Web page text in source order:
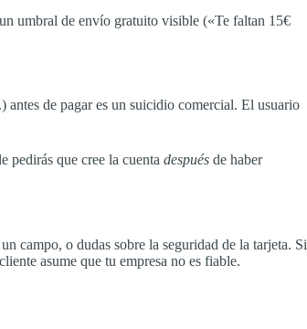
umbral de envío gratuito visible («Te faltan 15€
antes de pagar es un suicidio comercial. El usuario
pedirás que cree la cuenta después de haber
campo, o dudas sobre la seguridad de la tarjeta. Si
asume que tu empresa no es fiable.